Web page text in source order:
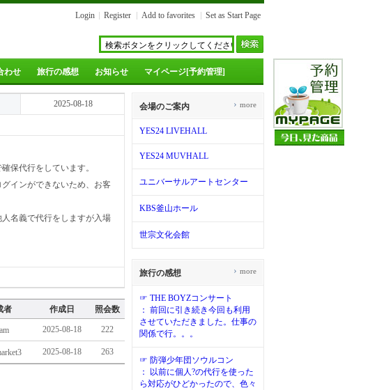
Login Register Add to favorites Set as Start Page
わせ 旅行の感想 お知らせ マイページ[予約管理]
2025-08-18
保代行をしています。
インができないため、お客
名義で代行をしますが入場
者 作成日 照会数
2025-08-18 222
2025-08-18 263
会場のご案内
YES24 LIVEHALL
YES24 MUVHALL
ユニバーサルアートセンター
KBS釜山ホール
世宗文化会館
› more
旅行の感想
☞ THE BOYZコンサート
： 前回に引き続き今回も利用
させていただきました。仕事の
関係で行。。。
☞ 防弾少年団ソウルコン
： 以前に個人?の代行を使った
ら対応がひどかったので、色々
› more